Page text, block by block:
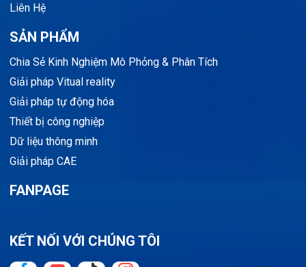
Liên Hệ
SẢN PHẨM
Chia Sẻ Kinh Nghiệm Mô Phỏng & Phân Tích
Giải pháp Vitual reality
Giải pháp tự động hóa
Thiết bị công nghiệp
Dữ liệu thông minh
Giải pháp CAE
FANPAGE
KẾT NỐI VỚI CHÚNG TÔI